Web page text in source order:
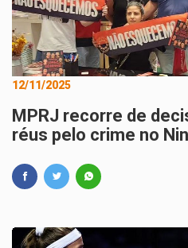
12/11/2025
MPRJ recorre de
réus pelo crime no